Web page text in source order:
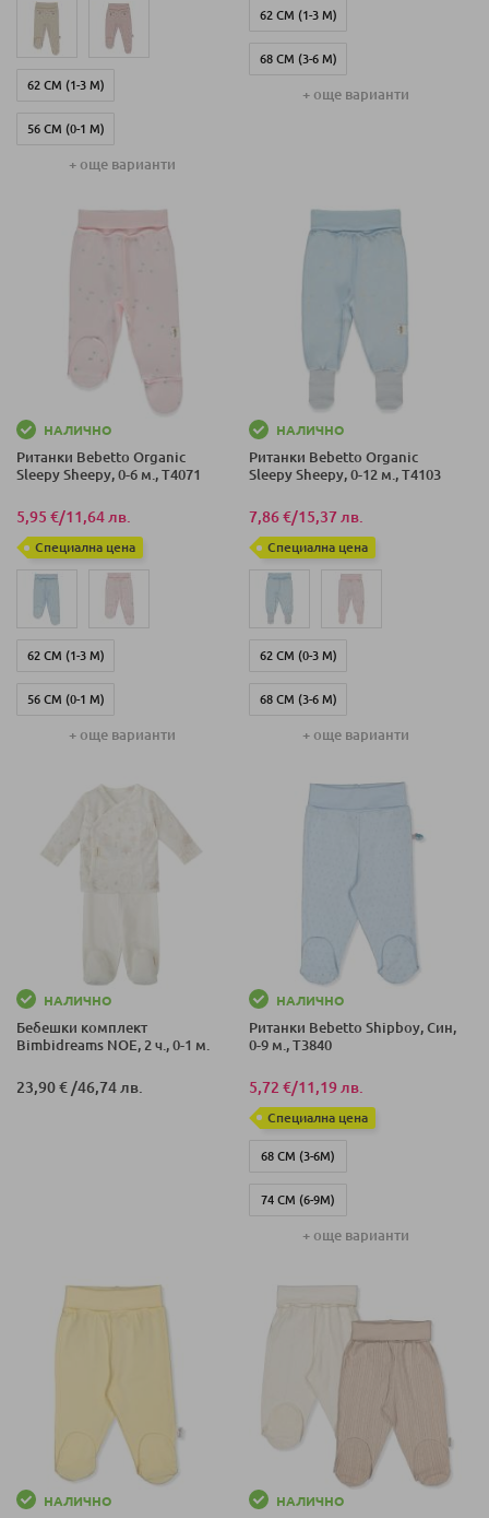
62 СМ (1-3 М)
56 СМ (0-1 М)
68 СМ (3-6 М)
+ още варианти
62 СМ (1-3 М)
68 СМ (3-6 М)
74 СМ (6-9 М)
+ още варианти
НАЛИЧНО
Ританки Bebetto Organic
Sleepy Sheepy, 0-6 м., T4071
5,95 €/11,64 лв.
Специална цена
62 СМ (1-3 М)
56 СМ (0-1 М)
68 СМ (3-6 М)
+ още варианти
НАЛИЧНО
Ританки Bebetto Organic
Sleepy Sheepy, 0-12 м., T4103
7,86 €/15,37 лв.
Специална цена
62 СМ (0-3 М)
68 СМ (3-6 М)
74 СМ (6-9 М)
80 СМ (9-12 М)
+ още варианти
НАЛИЧНО
Бебешки комплект
Bimbidreams NOE, 2 ч., 0-1 м.
23,90 € /46,74 лв.
НАЛИЧНО
Ританки Bebetto Shipboy, Син,
0-9 м., T3840
5,72 €/11,19 лв.
Специална цена
68 СМ (3-6М)
74 СМ (6-9М)
62 СМ (0-3М)
+ още варианти
НАЛИЧНО НАЛИЧНО